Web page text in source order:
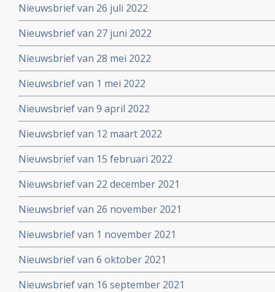
Nieuwsbrief van 26 juli 2022
Nieuwsbrief van 27 juni 2022
Nieuwsbrief van 28 mei 2022
Nieuwsbrief van 1 mei 2022
Nieuwsbrief van 9 april 2022
Nieuwsbrief van 12 maart 2022
Nieuwsbrief van 15 februari 2022
Nieuwsbrief van 22 december 2021
Nieuwsbrief van 26 november 2021
Nieuwsbrief van 1 november 2021
Nieuwsbrief van 6 oktober 2021
Nieuwsbrief van 16 september 2021